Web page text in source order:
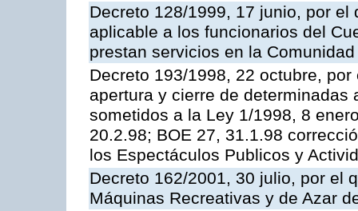
Decreto 128/1999, 17 junio, por
aplicable a los funcionarios del
prestan servicios en la
Decreto 193/1998, 22 octubre,
apertura y cierre de
sometidos a la Ley 1/1998, 8
20.2.98; BOE 27, 31.1.98
los Espectáculos Publicos y
Decreto 162/2001, 30 julio, por el
Máquinas Recreativas y de Azar